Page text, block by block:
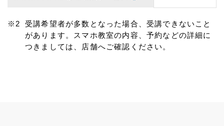
受講希望者が多数となった場合、受講できないこと
があります。スマホ教室の内容、予約などの詳細に
つきましては、店舗へご確認ください。